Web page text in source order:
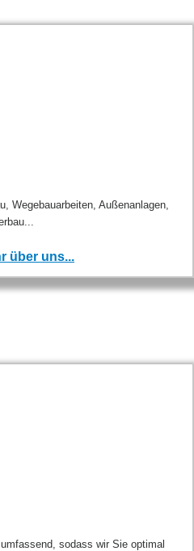
Wegebauarbeiten, Außenanlagen,
über uns...
sodass wir Sie optimal